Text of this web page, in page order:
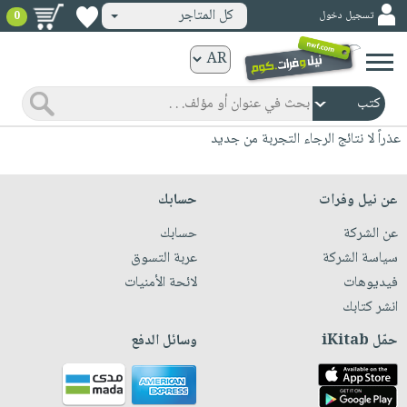
ورقية
المواضيع
صدر
مبيعاً
جوائز
شحن
مخفض
عروض
خاصة
صفحات
مشوقة
كتب
الصفحة
الرئيسية
صدر
حديثاً
الأكثر
مبيعاً
مجانية
كتب
صوتية
الصفحة
الرئيسية
masmu3
بلا
حدود
أطفال
وناشئة
الصفحةوسائل
تسجيل دخول كل المتاجر 0
عذراً لا نتائج الرجاء التجربة من جديد
عن نيل وفرات
عن الشركة
سياسة الشركة
فيديوهات
انشر كتابك
حسابك
حسابك
عربة التسوق
لائحة الأمنيات
حمّل iKitab وسائل الدفع